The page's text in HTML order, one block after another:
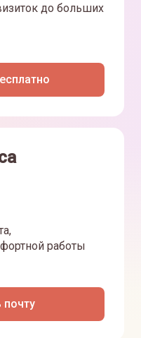
до больших
работы